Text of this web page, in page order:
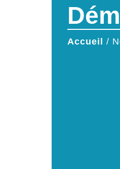
Accueil /